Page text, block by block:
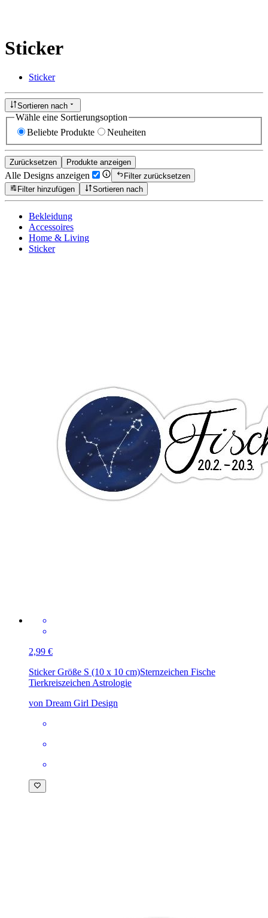
Sticker
Sticker
Sortieren nach
Wähle eine Sortierungsoption
Beliebte Produkte
Neuheiten
Zurücksetzen Produkte anzeigen
Alle Designs anzeigen
Filter zurücksetzen
Filter hinzufügen
Sortieren nach
Bekleidung
Accessoires
Home & Living
Sticker
2,99 €
Sticker Größe S (10 x 10 cm)Sternzeichen Fische
Tierkreiszeichen Astrologie
von Dream Girl Design